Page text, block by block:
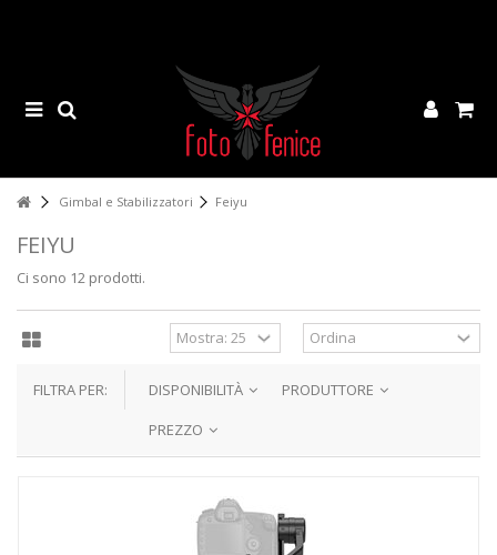
Gimbal e Stabilizzatori Feiyu
FEIYU
Ci sono 12 prodotti.
FILTRA PER: DISPONIBILITÀ
PRODUTTORE
PREZZO